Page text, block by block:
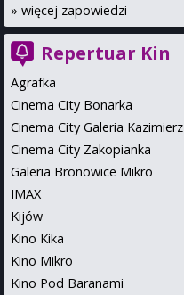
» więcej zapowiedzi
Repertuar Kin
Agrafka
Cinema City Bonarka
Cinema City Galeria Kazimierz
Cinema City Zakopianka
Galeria Bronowice Mikro
IMAX
Kijów
Kino Kika
Kino Mikro
Kino Pod Baranami